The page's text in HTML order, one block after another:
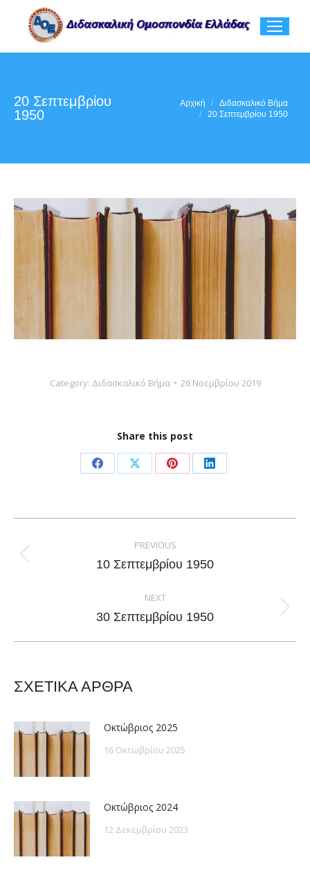
20 Σεπτεμβρίου
1950
Αρχική
Διδασκαλικό Βήμα
20 Σεπτεμβρίου 1950
Category: Διδασκαλικό Βήμα 26 Νοεμβρίου 2019
Share this post
Share
Facebook
Share
X
Share
Pinterest
Share
LinkedIn
navigation
PREVIOUS
Previous
10 Σεπτεμβρίου 1950
NEXT
Next
30 Σεπτεμβρίου 1950
ΣΧΕΤΙΚΑ ΑΡΘΡΑ
Οκτώβριος 2025
16 Οκτωβρίου 2025
Οκτώβριος 2024
12 Δεκεμβρίου 2023